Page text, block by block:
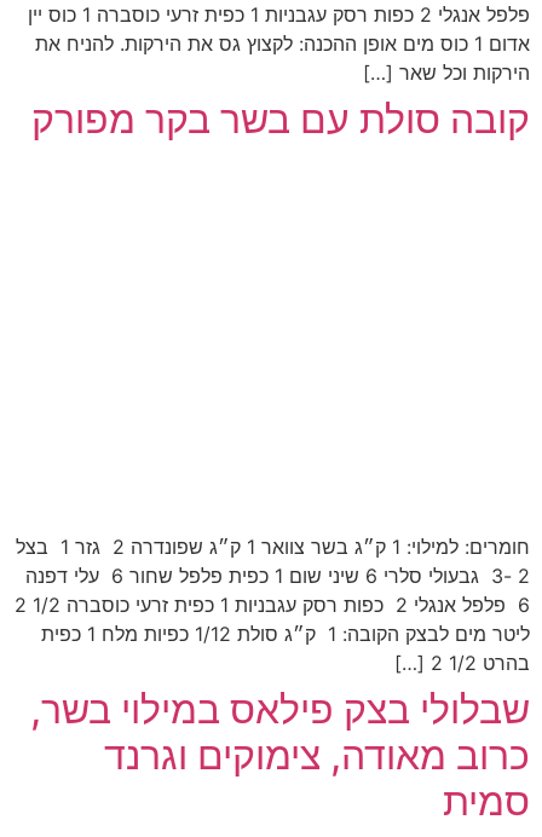
פלפל אנגלי 2 כפות רסק עגבניות 1 כפית זרעי כוסברה 1 כוס יין
אדום 1 כוס מים אופן ההכנה: לקצוץ גס את הירקות. להניח את
הירקות וכל שאר […]
קובה סולת עם בשר בקר מפורק
חומרים: למילוי: 1 ק״ג בשר צוואר 1 ק״ג שפונדרה 2 גזר 1 בצל
2 -3 גבעולי סלרי 6 שיני שום 1 כפית פלפל שחור 6 עלי דפנה
6 פלפל אנגלי 2 כפות רסק עגבניות 1 כפית זרעי כוסברה 1/2 2
ליטר מים לבצק הקובה: 1 ק״ג סולת 1/12 כפיות מלח 1 כפית
בהרט 1/2 2 […]
שבלולי בצק פילאס במילוי בשר,
כרוב מאודה, צימוקים וגרנד
סמית